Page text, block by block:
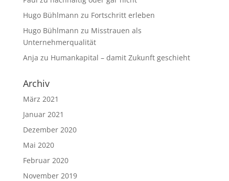
Hugo Bühlmann zu Fortschritt erleben
Hugo Bühlmann zu Misstrauen als
Unternehmerqualität
Anja zu Humankapital – damit Zukunft geschieht
Archiv
März 2021
Januar 2021
Dezember 2020
Mai 2020
Februar 2020
November 2019